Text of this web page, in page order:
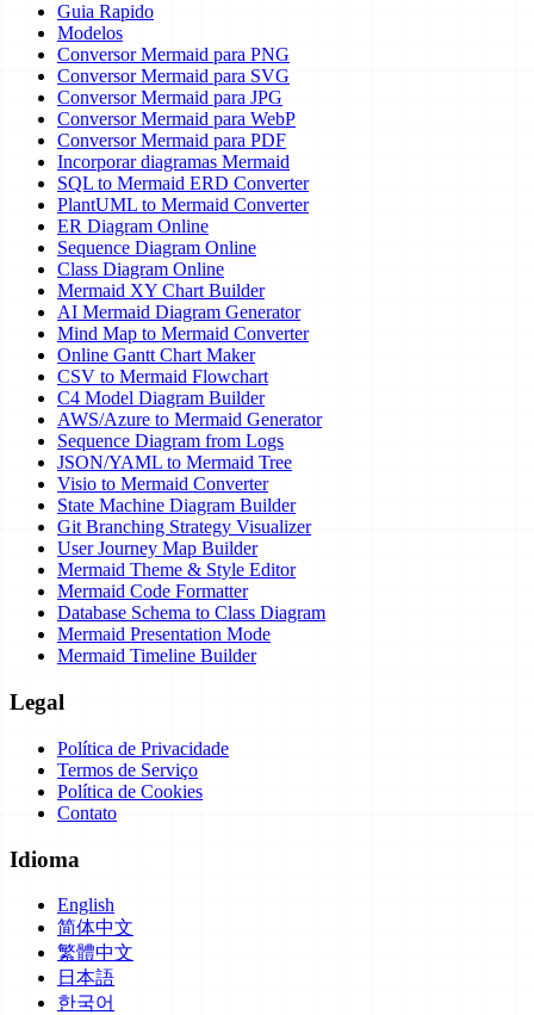
Guia Rapido
Modelos
Conversor Mermaid para PNG
Conversor Mermaid para SVG
Conversor Mermaid para JPG
Conversor Mermaid para WebP
Conversor Mermaid para PDF
Incorporar diagramas Mermaid
SQL to Mermaid ERD Converter
PlantUML to Mermaid Converter
ER Diagram Online
Sequence Diagram Online
Class Diagram Online
Mermaid XY Chart Builder
AI Mermaid Diagram Generator
Mind Map to Mermaid Converter
Online Gantt Chart Maker
CSV to Mermaid Flowchart
C4 Model Diagram Builder
AWS/Azure to Mermaid Generator
Sequence Diagram from Logs
JSON/YAML to Mermaid Tree
Visio to Mermaid Converter
State Machine Diagram Builder
Git Branching Strategy Visualizer
User Journey Map Builder
Mermaid Theme & Style Editor
Mermaid Code Formatter
Database Schema to Class Diagram
Mermaid Presentation Mode
Mermaid Timeline Builder
Legal
Política de Privacidade
Termos de Serviço
Política de Cookies
Contato
Idioma
English
简体中文
繁體中文
日本語
한국어